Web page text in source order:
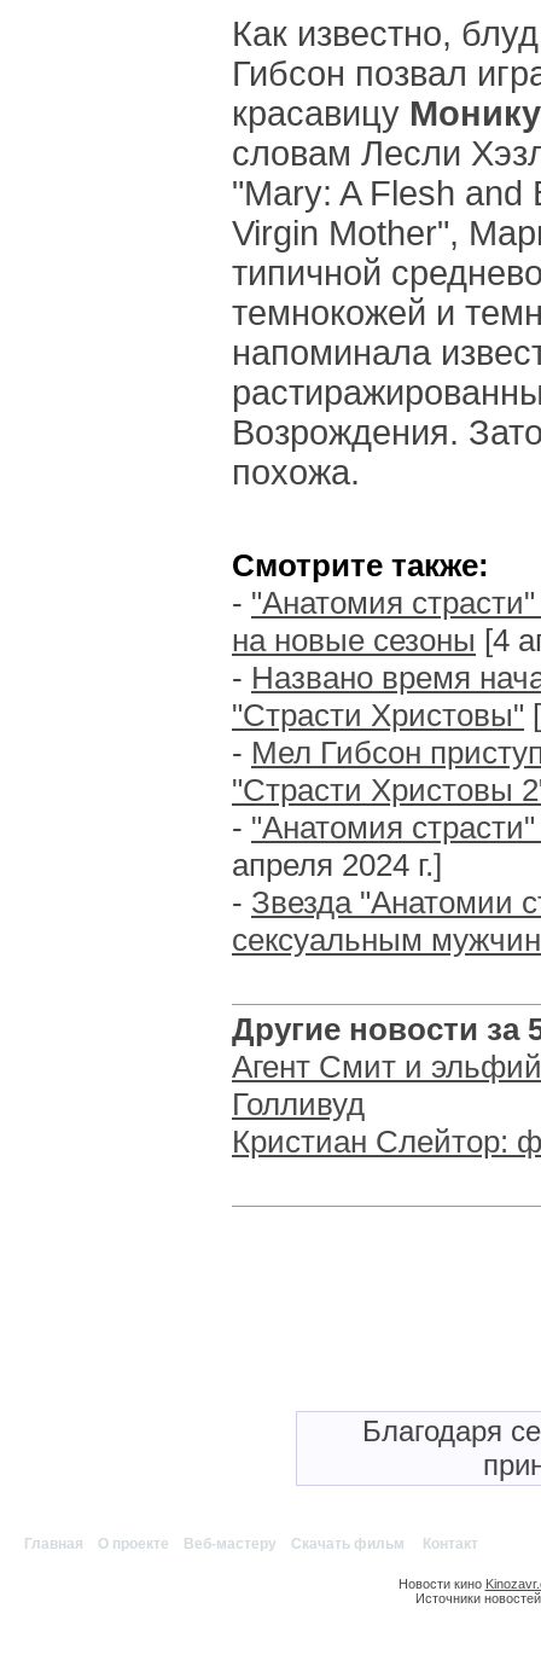
Как известно,
Гибсон позвал
красавицу
словам Лесли
"Mary: A Flesh and
Virgin Mother",
типичной
темнокожей и
напоминала
Возрождения.
похожа.
Смотрите также:
- "Анатомия
на новые сезоны [4
- Названо время
"Страсти Христовы"
- Мел Гибсон
"Страсти Христовы
- "Анатомия
апреля 2024 г.]
- Звезда "Анатомии
сексуальным
Другие новости за
Агент Смит и
Голливуд
Кристиан Слейтор:
Благодаря
Главная О проекте Веб-мастеру Скачать фильм Контакт
Новости кино
Источники